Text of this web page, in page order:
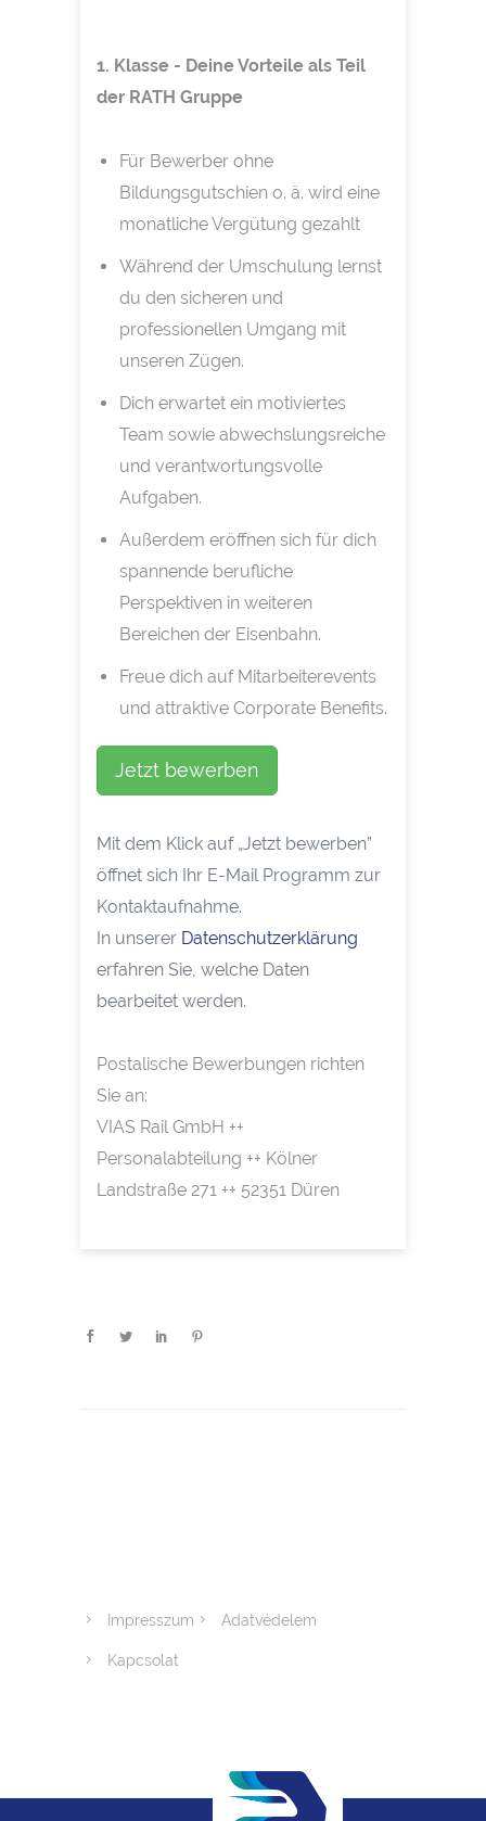
1. Klasse - Deine Vorteile als Teil
der RATH Gruppe
Für Bewerber ohne
Bildungsgutschien o. ä. wird eine
monatliche Vergütung gezahlt
Während der Umschulung lernst
du den sicheren und
professionellen Umgang mit
unseren Zügen.
Dich erwartet ein motiviertes
Team sowie abwechslungsreiche
und verantwortungsvolle
Aufgaben.
Außerdem eröffnen sich für dich
spannende berufliche
Perspektiven in weiteren
Bereichen der Eisenbahn.
Freue dich auf Mitarbeiterevents
und attraktive Corporate Benefits.
Jetzt bewerben
Mit dem Klick auf „Jetzt bewerben”
öffnet sich Ihr E-Mail Programm zur
Kontaktaufnahme.
In unserer Datenschutzerklärung
erfahren Sie, welche Daten
bearbeitet werden.
Postalische Bewerbungen richten
Sie an:
VIAS Rail GmbH ++
Personalabteilung ++ Kölner
Landstraße 271 ++ 52351 Düren
Impresszum Adatvédelem
Kapcsolat